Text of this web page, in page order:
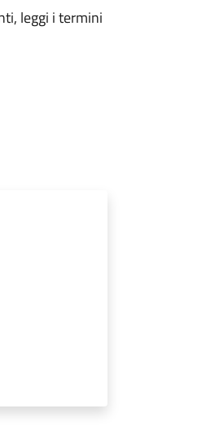
leggi i termini